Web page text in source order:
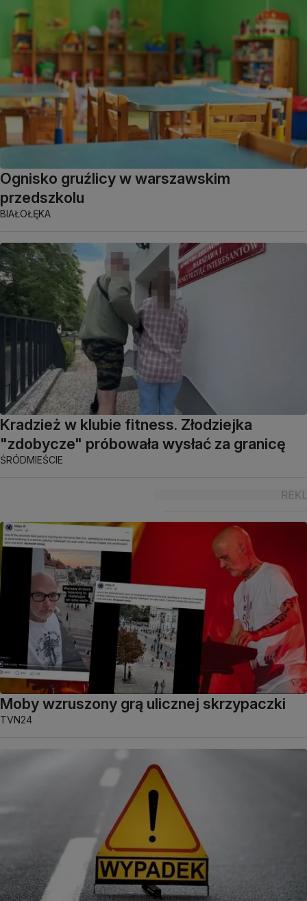
Ognisko gruźlicy w warszawskim
przedszkolu
BIAŁOŁĘKA
Kradzież w klubie fitness. Złodziejka
"zdobycze" próbowała wysłać za granicę
ŚRÓDMIEŚCIE
Moby wzruszony grą ulicznej skrzypaczki
TVN24